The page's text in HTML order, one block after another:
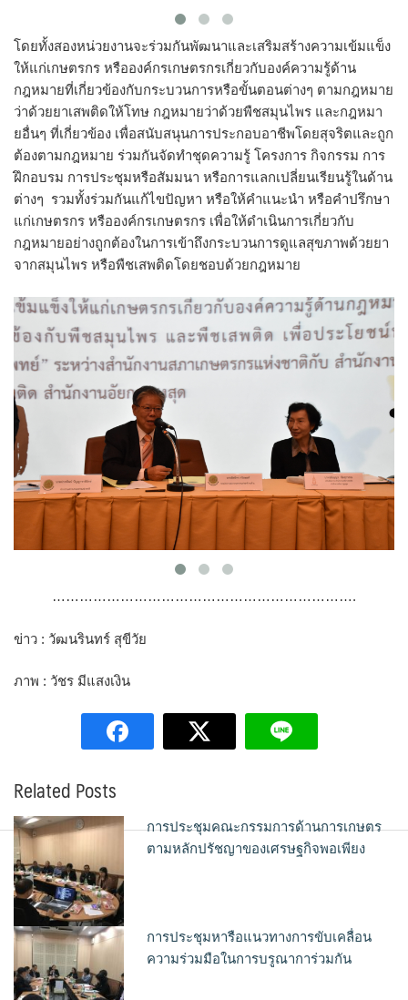
โดยทั้งสองหน่วยงานจะร่วมกันพัฒนาและเสริมสร้างความเข้มแข็ง
ให้แก่เกษตรกร หรือองค์กรเกษตรกรเกี่ยวกับองค์ความรู้ด้าน
กฎหมายที่เกี่ยวข้องกับกระบวนการหรือขั้นตอนต่างๆ ตามกฎหมาย
ว่าด้วยยาเสพติดให้โทษ กฎหมายว่าด้วยพืชสมุนไพร และกฎหมา
ยอื่นๆ ที่เกี่ยวข้อง เพื่อสนับสนุนการประกอบอาชีพโดยสุจริตและถูก
ต้องตามกฎหมาย ร่วมกันจัดทำชุดความรู้ โครงการ กิจกรรม การ
ฝึกอบรม การประชุมหรือสัมมนา หรือการแลกเปลี่ยนเรียนรู้ในด้าน
ต่างๆ รวมทั้งร่วมกันแก้ไขปัญหา หรือให้คำแนะนำ หรือคำปรึกษา
แก่เกษตรกร หรือองค์กรเกษตรกร เพื่อให้ดำเนินการเกี่ยวกับ
กฎหมายอย่างถูกต้องในการเข้าถึงกระบวนการดูแลสุขภาพด้วยยา
จากสมุนไพร หรือพืชเสพติดโดยชอบด้วยกฎหมาย
………………………………………………………….
ข่าว : วัฒนรินทร์ สุขีวัย
ภาพ : วัชร มีแสงเงิน
Related Posts
การประชุมคณะกรรมการด้านการเกษตร
ตามหลักปรัชญาของเศรษฐกิจพอเพียง
การประชุมหารือแนวทางการขับเคลื่อน
ความร่วมมือในการบรูณาการ่วมกัน